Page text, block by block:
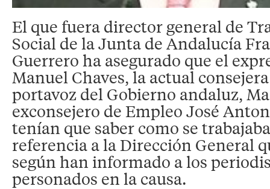
El que fuera director general de
Social de la Junta de Andalucía
Guerrero ha asegurado que el
Manuel Chaves, la actual
portavoz del Gobierno andaluz,
exconsejero de Empleo José
tenían que saber como se
referencia a la Dirección General
según han informado a los
personados en la causa.